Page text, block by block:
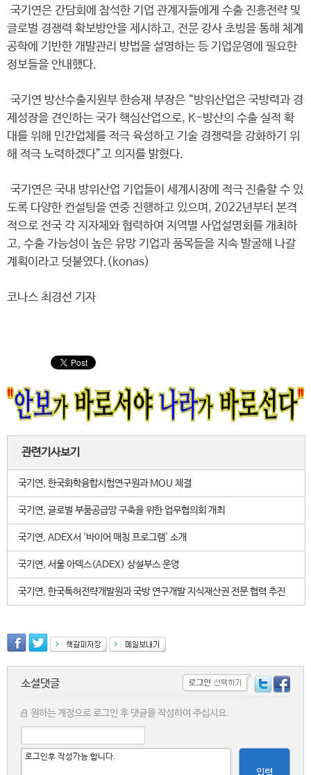
국기연은 간담회에 참석한 기업 관계자들에게 수출 진흥전략 및
글로벌 경쟁력 확보방안을 제시하고, 전문 강사 초빙을 통해 체계
공학에 기반한 개발관리 방법을 설명하는 등 기업운영에 필요한
정보들을 안내했다.
국기연 방산수출지원부 한승재 부장은 “방위산업은 국방력과 경
제성장을 견인하는 국가 핵심산업으로, K-방산의 수출 실적 확
대를 위해 민간업체를 적극 육성하고 기술 경쟁력을 강화하기 위
해 적극 노력하겠다”고 의지를 밝혔다.
국기연은 국내 방위산업 기업들이 세계시장에 적극 진출할 수 있
도록 다양한 컨설팅을 연중 진행하고 있으며, 2022년부터 본격
적으로 전국 각 지자체와 협력하여 지역별 사업설명회를 개최하
고, 수출 가능성이 높은 유망 기업과 품목들을 지속 발굴해 나갈
계획이라고 덧붙였다.(konas)
코나스 최경선 기자
관련기사보기
국기연, 한국화학융합시험연구원과 MOU 체결
국기연, 글로벌 부품공급망 구축을 위한 업무협의회 개최
국기연, ADEX서 '바이어 매칭 프로그램' 소개
국기연, 서울 아덱스(ADEX) 상설부스 운영
국기연, 한국특허전략개발원과 국방 연구개발 지식재산권 전문 협력 추진
소셜댓글
원하는 계정으로 로그인 후 댓글을 작성하여 주십시요.